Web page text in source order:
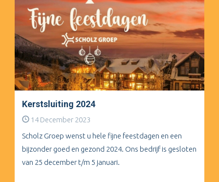
Kerstsluiting 2024
14 December 2023
Scholz Groep wenst u hele fijne feestdagen en een
bijzonder goed en gezond 2024. Ons bedrijf is gesloten
van 25 december t/m 5 januari.